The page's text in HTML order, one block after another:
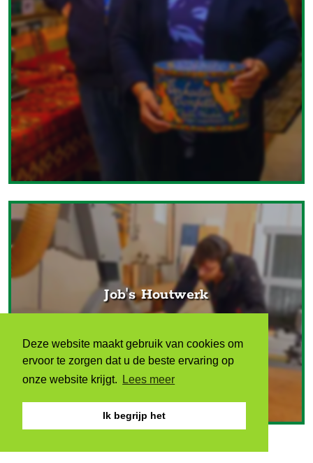
Deze website maakt gebruik van cookies om
ervoor te zorgen dat u de beste ervaring op
onze website krijgt.
Lees meer
Ik begrijp het
Job's Houtwerk
Niezijl